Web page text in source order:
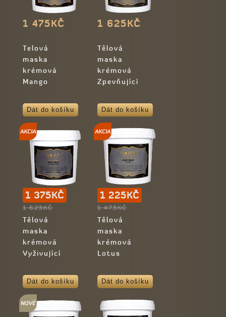
1 475KČ
Telová
maska
krémová
Mango
Dát do košíku
1 625KČ
Tělová
maska
krémová
Zpevňující
Dát do košíku
1 375KČ
1 625KČ
Tělová
maska
krémová
Vyživující
Dát do košíku
1 225KČ
1 475KČ
Tělová
maska
krémová
Lotus
Dát do košíku